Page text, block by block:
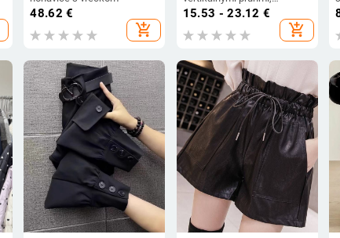
48.62 €
add_shopping_cart
zoštíhľujúce, na jeseň-zimu,
ľahká kompresia, farba
ovseno-biela, japonský štýl.
15.53 - 23.12 €
add_shopping_cart